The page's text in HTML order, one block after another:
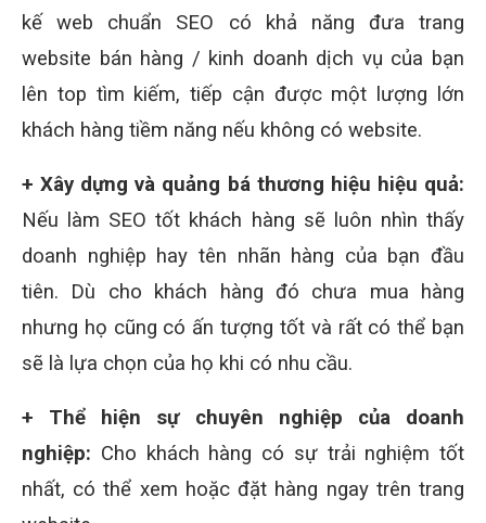
kế web chuẩn SEO có khả năng đưa trang
website bán hàng / kinh doanh dịch vụ của bạn
lên top tìm kiếm, tiếp cận được một lượng lớn
khách hàng tiềm năng nếu không có website.
+ Xây dựng và quảng bá thương hiệu hiệu quả:
Nếu làm SEO tốt khách hàng sẽ luôn nhìn thấy
doanh nghiệp hay tên nhãn hàng của bạn đầu
tiên. Dù cho khách hàng đó chưa mua hàng
nhưng họ cũng có ấn tượng tốt và rất có thể bạn
sẽ là lựa chọn của họ khi có nhu cầu.
+ Thể hiện sự chuyên nghiệp của doanh
nghiệp: Cho khách hàng có sự trải nghiệm tốt
nhất, có thể xem hoặc đặt hàng ngay trên trang